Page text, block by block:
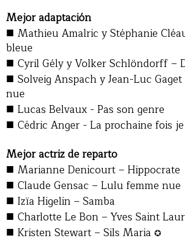
Mejor adaptación
■ Mathieu Amalric y Stéphanie
bleue
■ Cyril Gély y Volker Schlöndorff –
■ Solveig Anspach y Jean-Luc
nue
■ Lucas Belvaux - Pas son genre
■ Cédric Anger - La prochaine fois
Mejor actriz de reparto
■ Marianne Denicourt – Hippocrate
■ Claude Gensac – Lulu femme nue
■ Izïa Higelin – Samba
■ Charlotte Le Bon – Yves Saint
■ Kristen Stewart – Sils Maria ✪